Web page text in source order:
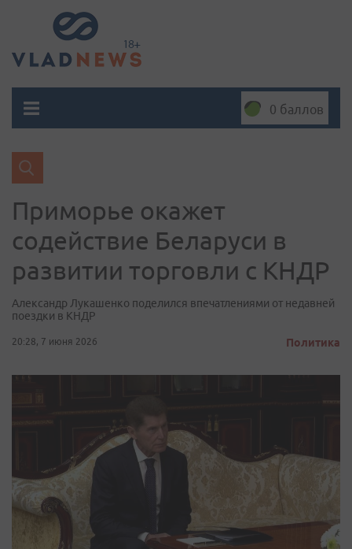
0 баллов
Приморье окажет
содействие Беларуси в
развитии торговли с КНДР
Александр Лукашенко поделился впечатлениями от недавней
поездки в КНДР
20:28, 7 июня 2026 Политика